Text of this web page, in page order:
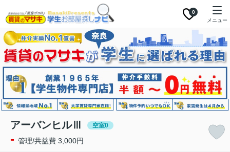
0
メニュー
アーバンヒルⅢ 空室0
- 管理/共益費 3,000円